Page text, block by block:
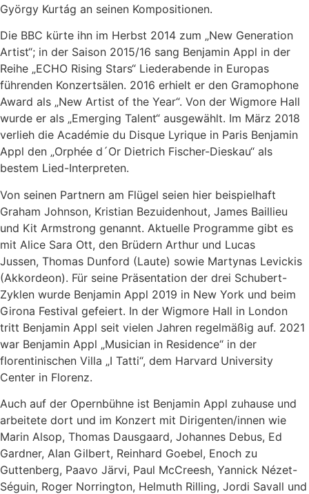
György Kurtág an seinen Kompositionen.
Die BBC kürte ihn im Herbst 2014 zum „New Generation
Artist“; in der Saison 2015/16 sang Benjamin Appl in der
Reihe „ECHO Rising Stars“ Liederabende in Europas
führenden Konzertsälen. 2016 erhielt er den Gramophone
Award als „New Artist of the Year“. Von der Wigmore Hall
wurde er als „Emerging Talent“ ausgewählt. Im März 2018
verlieh die Académie du Disque Lyrique in Paris Benjamin
Appl den „Orphée d´Or Dietrich Fischer-Dieskau“ als
bestem Lied-Interpreten.
Von seinen Partnern am Flügel seien hier beispielhaft
Graham Johnson, Kristian Bezuidenhout, James Baillieu
und Kit Armstrong genannt. Aktuelle Programme gibt es
mit Alice Sara Ott, den Brüdern Arthur und Lucas
Jussen, Thomas Dunford (Laute) sowie Martynas Levickis
(Akkordeon). Für seine Präsentation der drei Schubert-
Zyklen wurde Benjamin Appl 2019 in New York und beim
Girona Festival gefeiert. In der Wigmore Hall in London
tritt Benjamin Appl seit vielen Jahren regelmäßig auf. 2021
war Benjamin Appl „Musician in Residence“ in der
florentinischen Villa „I Tatti“, dem Harvard University
Center in Florenz.
Auch auf der Opernbühne ist Benjamin Appl zuhause und
arbeitete dort und im Konzert mit Dirigenten/innen wie
Marin Alsop, Thomas Dausgaard, Johannes Debus, Ed
Gardner, Alan Gilbert, Reinhard Goebel, Enoch zu
Guttenberg, Paavo Järvi, Paul McCreesh, Yannick Nézet-
Séguin, Roger Norrington, Helmuth Rilling, Jordi Savall und